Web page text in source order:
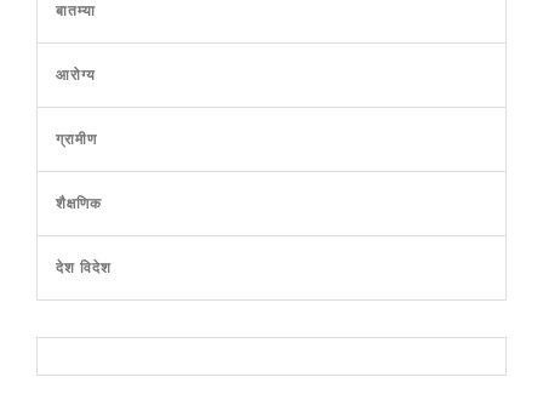
बातम्या
आरोग्य
ग्रामीण
शैक्षणिक
देश विदेश